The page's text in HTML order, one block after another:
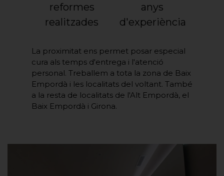
reformes
realitzades
anys
d'experiència
La proximitat ens permet posar especial
cura als temps d'entrega i l'atenció
personal. Treballem a tota la zona de Baix
Empordà i les localitats del voltant. També
a la resta de localitats de l'Alt Empordà, el
Baix Empordà i Girona.